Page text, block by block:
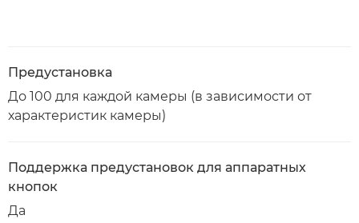
Предустановка
До 100 для каждой камеры (в зависимости от
характеристик камеры)
Поддержка предустановок для аппаратных
кнопок
Да